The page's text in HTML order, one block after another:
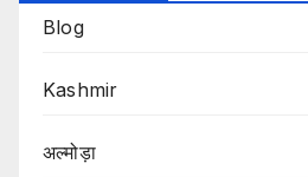
Blog
Kashmir
अल्मोड़ा